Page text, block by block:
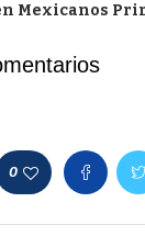
Mexicanos
0